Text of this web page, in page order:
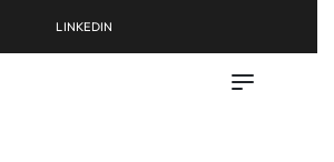
LINKEDIN